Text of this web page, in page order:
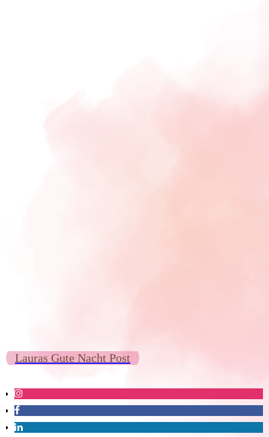
Lauras Gute Nacht Post